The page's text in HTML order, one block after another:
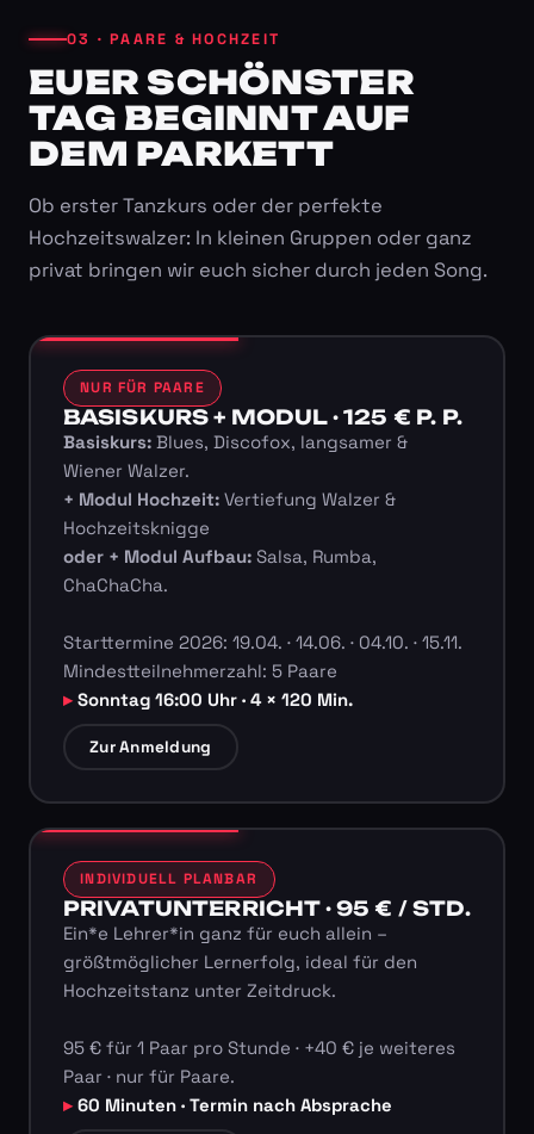
03 · PAARE & HOCHZEIT
EUER SCHÖNSTER
TAG BEGINNT AUF
DEM PARKETT
Ob erster Tanzkurs oder der perfekte
Hochzeitswalzer: In kleinen Gruppen oder ganz
privat bringen wir euch sicher durch jeden Song.
NUR FÜR PAARE
BASISKURS + MODUL · 125 € P. P.
Basiskurs:Blues, Discofox, langsamer &
Wiener Walzer.
+ Modul Hochzeit:Vertiefung Walzer &
Hochzeitsknigge
oder + Modul Aufbau:Salsa, Rumba,
ChaChaCha.
Starttermine 2026: 19.04. · 14.06. · 04.10. · 15.11.
Mindestteilnehmerzahl: 5 Paare
Sonntag 16:00 Uhr · 4 × 120 Min.
Zur Anmeldung
INDIVIDUELL PLANBAR
PRIVATUNTERRICHT · 95 € / STD.
Ein*e Lehrer*in ganz für euch allein –
größtmöglicher Lernerfolg, ideal für den
Hochzeitstanz unter Zeitdruck.
95 € für 1 Paar pro Stunde · +40 € je weiteres
Paar · nur für Paare.
60 Minuten · Termin nach Absprache